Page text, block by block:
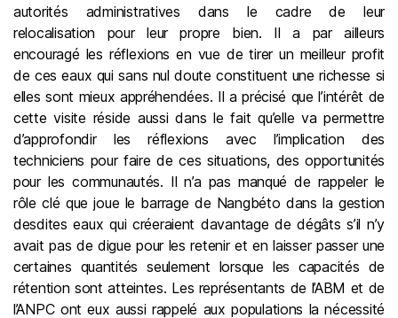
autorités administratives dans le cadre de leur
relocalisation pour leur propre bien. Il a par ailleurs
encouragé les réflexions en vue de tirer un meilleur profit
de ces eaux qui sans nul doute constituent une richesse si
elles sont mieux appréhendées. Il a précisé que l’intérêt de
cette visite réside aussi dans le fait qu’elle va permettre
d’approfondir les réflexions avec l’implication des
techniciens pour faire de ces situations, des opportunités
pour les communautés. Il n’a pas manqué de rappeler le
rôle clé que joue le barrage de Nangbéto dans la gestion
desdites eaux qui créeraient davantage de dégâts s’il n’y
avait pas de digue pour les retenir et en laisser passer une
certaines quantités seulement lorsque les capacités de
rétention sont atteintes. Les représentants de l’ABM et de
l’ANPC ont eux aussi rappelé aux populations la nécessité